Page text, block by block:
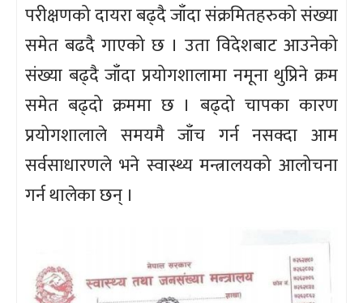
परीक्षणको दायरा बढ्दै जाँदा संक्रमितहरुको संख्या
समेत बढदै गाएको छ । उता विदेशबाट आउनेको
संख्या बढ्दै जाँदा प्रयोगशालामा नमूना थुप्रिने क्रम
समेत बढ्दो क्रममा छ । बढ्दो चापका कारण
प्रयोगशालाले समयमै जाँच गर्न नसक्दा आम
सर्वसाधारणले भने स्वास्थ्य मन्त्रालयको आलोचना
गर्न थालेका छन् ।